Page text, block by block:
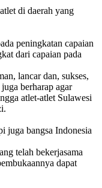
di daerah yang
peningkatan capaian
dari capaian pada
lancar dan, sukses,
berharap agar
atlet-atlet Sulawesi
juga bangsa Indonesia
telah bekerjasama
dapat